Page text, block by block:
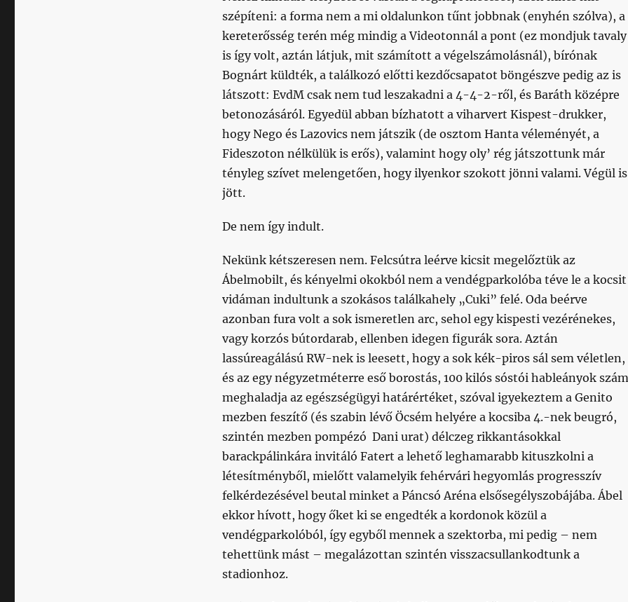
szépíteni: a forma nem a mi oldalunkon tűnt jobbnak (enyhén szólva), a
kereterősség terén még mindig a Videotonnál a pont (ez mondjuk tavaly
is így volt, aztán látjuk, mit számított a végelszámolásnál), bírónak
Bognárt küldték, a találkozó előtti kezdőcsapatot böngészve pedig az is
látszott: EvdM csak nem tud leszakadni a 4-4-2-ről, és Baráth középre
betonozásáról. Egyedül abban bízhatott a viharvert Kispest-drukker,
hogy Nego és Lazovics nem játszik (de osztom Hanta véleményét, a
Fideszoton nélkülük is erős), valamint hogy oly’ rég játszottunk már
tényleg szívet melengetően, hogy ilyenkor szokott jönni valami. Végül
jött.
De nem így indult.
Nekünk kétszeresen nem. Felcsútra leérve kicsit megelőztük az
Ábelmobilt, és kényelmi okokból nem a vendégparkolóba téve le a kocsit
vidáman indultunk a szokásos találkahely „Cuki” felé. Oda beérve
azonban fura volt a sok ismeretlen arc, sehol egy kispesti vezérénekes,
vagy korzós bútordarab, ellenben idegen figurák sora. Aztán
lassúreagálású RW-nek is leesett, hogy a sok kék-piros sál sem véletlen,
és az egy négyzetméterre eső borostás, 100 kilós sóstói hableányok
meghaladja az egészségügyi határértéket, szóval igyekeztem a Genito
mezben feszítő (és szabin lévő Öcsém helyére a kocsiba 4.-nek beugró,
szintén mezben pompézó Dani urat) délczeg rikkantásokkal
barackpálinkára invitáló Fatert a lehető leghamarabb kituszkolni a
létesítményből, mielőtt valamelyik fehérvári hegyomlás progresszív
felkérdezésével beutal minket a Páncsó Aréna elsősegélyszobájába. Ábel
ekkor hívott, hogy őket ki se engedték a kordonok közül a
vendégparkolóból, így egyből mennek a szektorba, mi pedig – nem
tehettünk mást – megalázottan szintén visszacsullankodtunk a
stadionhoz.